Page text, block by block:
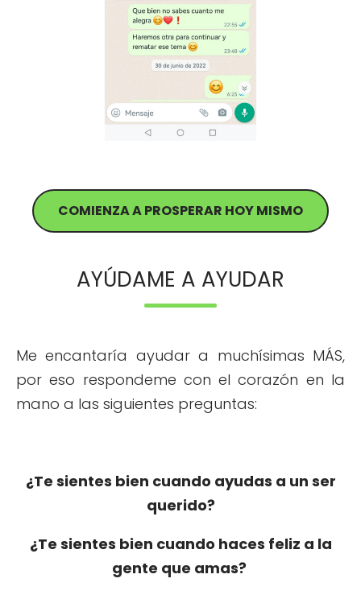
COMIENZA A PROSPERAR HOY MISMO
AYÚDAME A AYUDAR
Me encantaría ayudar a muchísimas MÁS,
por eso respondeme con el corazón en la
mano a las siguientes preguntas:
¿Te sientes bien cuando ayudas a un ser
querido?
¿Te sientes bien cuando haces feliz a la
gente que amas?